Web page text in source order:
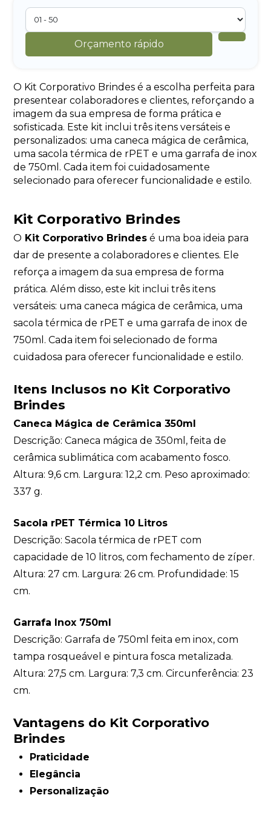
Orçamento rápido
O Kit Corporativo Brindes é a escolha perfeita para
presentear colaboradores e clientes, reforçando a
imagem da sua empresa de forma prática e
sofisticada. Este kit inclui três itens versáteis e
personalizados: uma caneca mágica de cerâmica,
uma sacola térmica de rPET e uma garrafa de inox
de 750ml. Cada item foi cuidadosamente
selecionado para oferecer funcionalidade e estilo.
Kit Corporativo Brindes
O Kit Corporativo Brindes é uma boa ideia para
dar de presente a colaboradores e clientes. Ele
reforça a imagem da sua empresa de forma
prática. Além disso, este kit inclui três itens
versáteis: uma caneca mágica de cerâmica, uma
sacola térmica de rPET e uma garrafa de inox de
750ml. Cada item foi selecionado de forma
cuidadosa para oferecer funcionalidade e estilo.
Itens Inclusos no Kit Corporativo
Brindes
Caneca Mágica de Cerâmica 350ml
Descrição: Caneca mágica de 350ml, feita de
cerâmica sublimática com acabamento fosco.
Altura: 9,6 cm. Largura: 12,2 cm. Peso aproximado:
337 g.
Sacola rPET Térmica 10 Litros
Descrição: Sacola térmica de rPET com
capacidade de 10 litros, com fechamento de zíper.
Altura: 27 cm. Largura: 26 cm. Profundidade: 15
cm.
Garrafa Inox 750ml
Descrição: Garrafa de 750ml feita em inox, com
tampa rosqueável e pintura fosca metalizada.
Altura: 27,5 cm. Largura: 7,3 cm. Circunferência: 23
cm.
Vantagens do Kit Corporativo
Brindes
Praticidade
Elegância
Personalização